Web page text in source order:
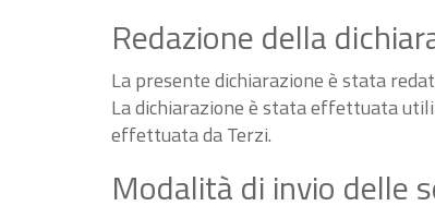
Redazione della
La presente dichiarazione è stata
La dichiarazione è stata effettuata
effettuata da Terzi.
Modalità di invio delle